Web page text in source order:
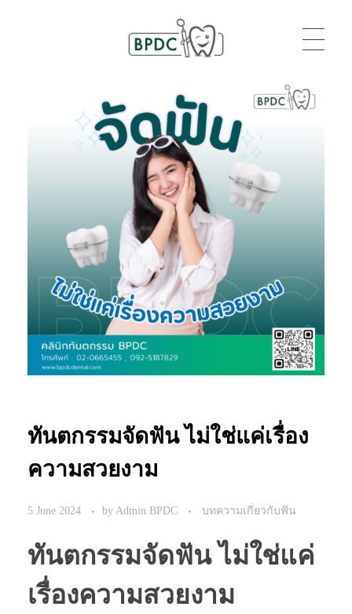
ทันตกรรมจัดฟัน ไม่ใช่แค่เรื่อง
ความสวยงาม
5 June 2024 by Admin BPDC บทความเกี่ยวกับฟัน
ทันตกรรมจัดฟัน ไม่ใช่แค่
เรื่องความสวยงาม